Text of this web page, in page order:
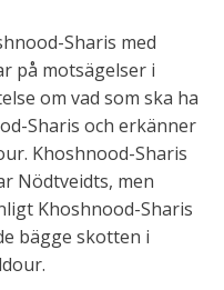
Sharis med
på motsägelser i
om vad som ska ha
Sharis och erkänner
Khoshnood-Sharis
Nödtveidts, men
Khoshnood-Sharis
bägge skotten i